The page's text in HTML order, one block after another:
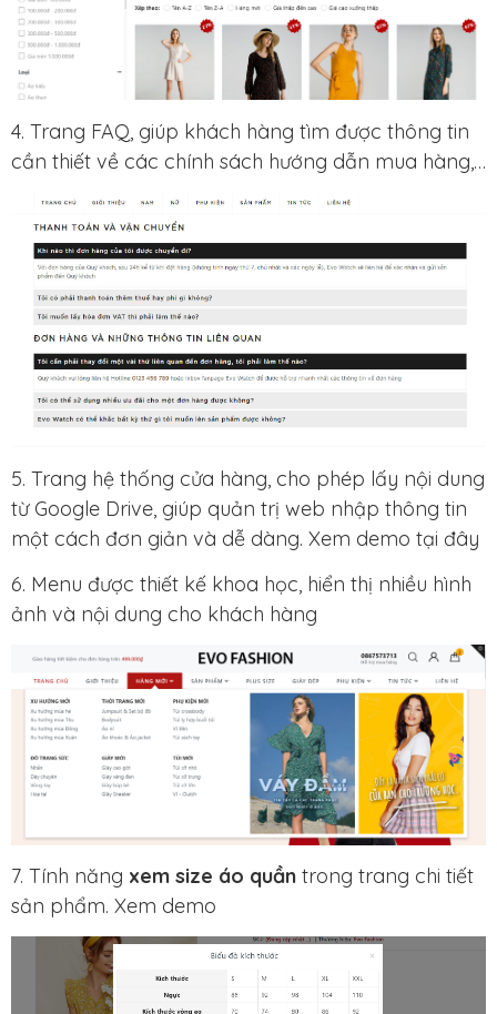
4. Trang FAQ, giúp khách hàng tìm được thông tin
cần thiết về các chính sách hướng dẫn mua hàng,…
5. Trang hệ thống cửa hàng, cho phép lấy nội dung
từ Google Drive, giúp quản trị web nhập thông tin
một cách đơn giản và dễ dàng. Xem demo tại đây
6. Menu được thiết kế khoa học, hiển thị nhiều hình
ảnh và nội dung cho khách hàng
7. Tính năng xem size áo quần trong trang chi tiết
sản phẩm. Xem demo